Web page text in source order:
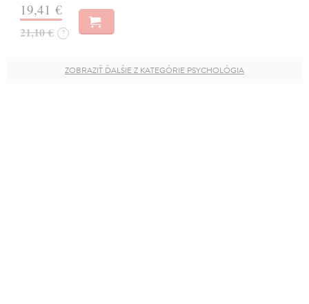
19,41 €
21,10 € ?
ZOBRAZIŤ ĎALŠIE Z KATEGÓRIE PSYCHOLÓGIA